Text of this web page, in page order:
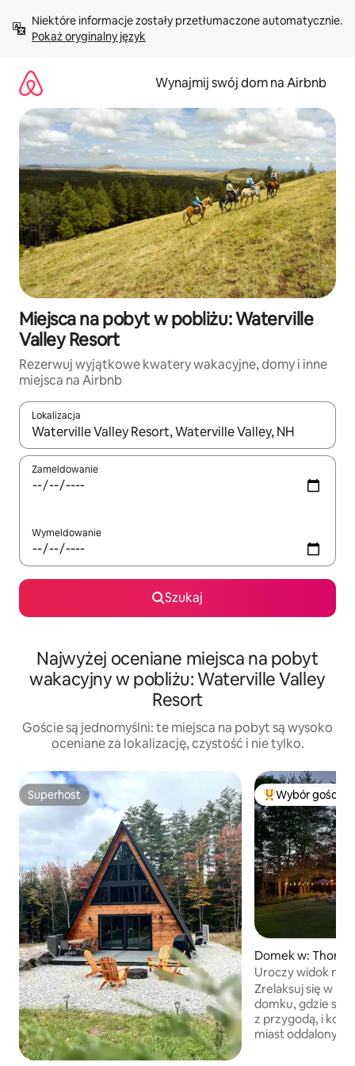
treści Pokaż oryginalny język
Wynajmij swój dom na Airbnb
Miejsca na pobyt w pobliżu: Waterville
Valley Resort
Rezerwuj wyjątkowe kwatery wakacyjne, domy i inne
miejsca na Airbnb
Lokalizacja
Gdy wyniki będą dostępne, możesz poruszać się po nich za
Zameldowanie
Wymeldowanie
Szukaj
Najwyżej oceniane miejsca na pobyt
wakacyjny w pobliżu: Waterville Valley
Resort
Goście są jednomyślni: te miejsca na pobyt są wysoko
oceniane za lokalizację, czystość i nie tylko.
Superhost
Superhost Wybór gości
Domek w:
Uroczy widok na
Zwierzęta
Zrelaksuj się w
domku, gdzie
z przygodą, i
miast oddalonych